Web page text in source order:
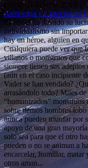
Fecha:11.Febrero.2018
|
Astrología y Consciencia
El Poder ha llevado su
individualismo sin
hay un héroe, alguien en
Cualquiera puede ver que
villanos o monstruos que
siempre tienen sus
(aún en el caso incipiente
Vader se han vendido?
arrasándolo todo? Miles
“humanizados”
sobre tiernos hombres
nunca pueden triunfar por
apoyo de una gran
solo sea para que el otro
pueden o no se animan a
encarcelar, humillar,
otros aman...